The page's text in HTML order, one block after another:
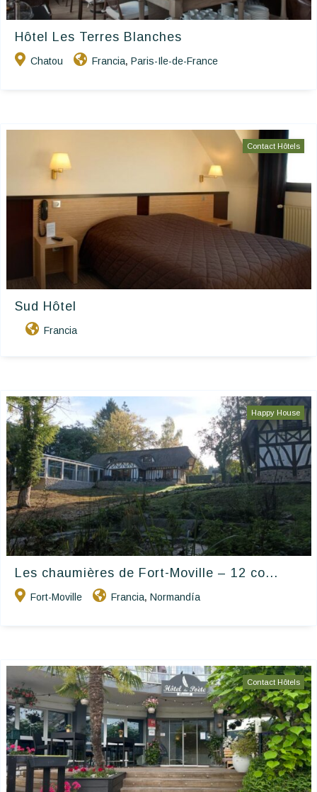
Hôtel Les Terres Blanches
Chatou Francia, Paris-Ile-de-France
Contact Hôtels
Sud Hôtel
Francia
Happy House
Les chaumières de Fort-Moville – 12 co...
Fort-Moville Francia, Normandía
Contact Hôtels